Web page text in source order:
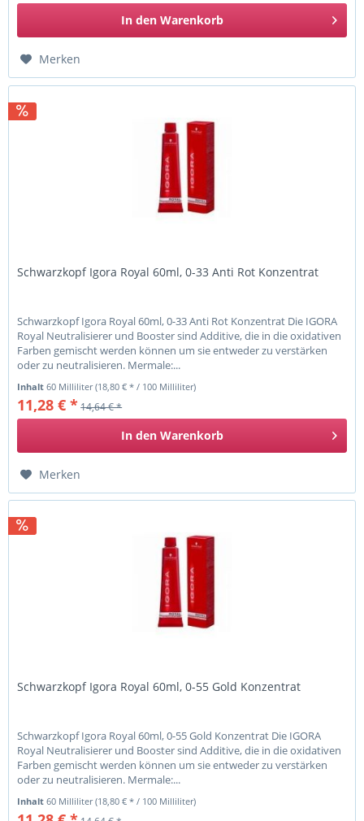
In den Warenkorb
Merken
Schwarzkopf Igora Royal 60ml, 0-33 Anti Rot Konzentrat
Schwarzkopf Igora Royal 60ml, 0-33 Anti Rot Konzentrat Die IGORA
Royal Neutralisierer und Booster sind Additive, die in die oxidativen
Farben gemischt werden können um sie entweder zu verstärken
oder zu neutralisieren. Mermale:...
Inhalt60 Milliliter(18,80 € * / 100 Milliliter)
11,28 € *14,64 € *
In den Warenkorb
Merken
Schwarzkopf Igora Royal 60ml, 0-55 Gold Konzentrat
Schwarzkopf Igora Royal 60ml, 0-55 Gold Konzentrat Die IGORA
Royal Neutralisierer und Booster sind Additive, die in die oxidativen
Farben gemischt werden können um sie entweder zu verstärken
oder zu neutralisieren. Mermale:...
Inhalt60 Milliliter(18,80 € * / 100 Milliliter)